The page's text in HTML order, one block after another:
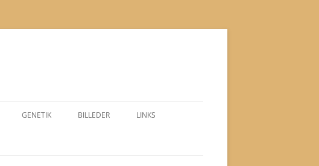
GENETIK BILLEDER LINKS